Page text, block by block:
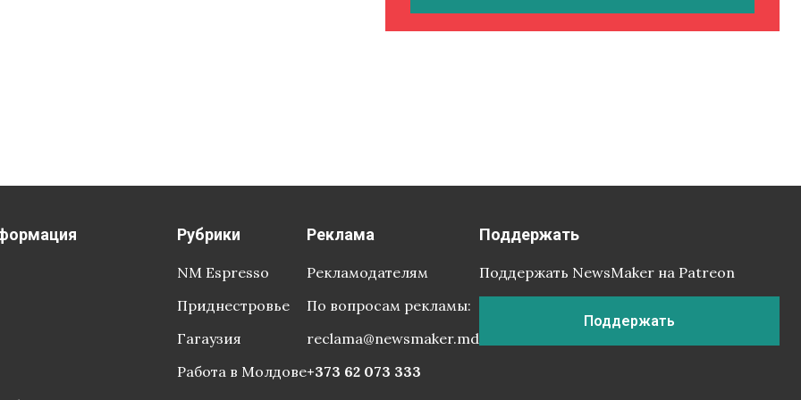
Рубрики
NM Espresso
Приднестровье
Гагаузия
Работа в Молдове
Реклама
Рекламодателям
По вопросам рекламы:
reclama@newsmaker.md
+373 62 073 333
Поддержать
Поддержать NewsMaker на Patreon
Поддержать